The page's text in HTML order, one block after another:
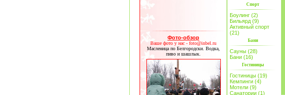
Фото-обзор
Ваше фото у нас - foto@inbel.ru
Масленица по Белгородски. Водка,
пиво и шашлык.
Спорт
Боулинг (2)
Бильярд (9)
Активный спорт
(21)
Бани
Сауны (28)
Бани (16)
Гостиницы
Гостиницы (19)
Кемпинги (4)
Мотели (9)
Санатории (1)